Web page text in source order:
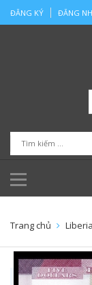
ĐĂNG KÝ ĐĂNG
Trang chủ Liberia